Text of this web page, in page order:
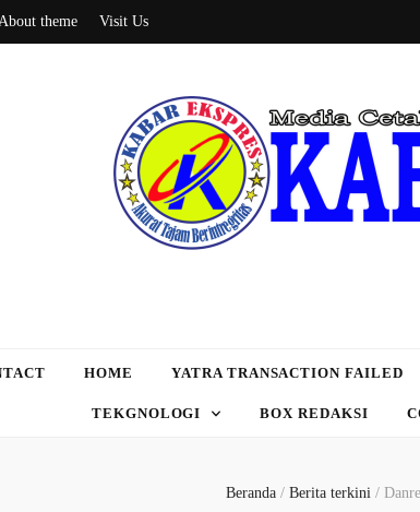
theme Visit Us
HOME YATRA TRANSACTION FAILED
TEKGNOLOGI BOX REDAKSI
Beranda / Berita terkini /